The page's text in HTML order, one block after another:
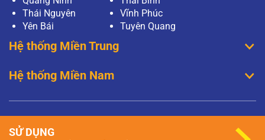
Thái Nguyên
Vĩnh Phúc
Yên Bái
Tuyên Quang
Hệ thống Miền Trung
Hệ thống Miền Nam
SỬ DỤNG